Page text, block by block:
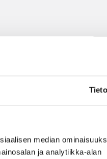
median
ja analytiikka-alan